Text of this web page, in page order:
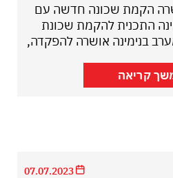
הקמת שכונה חדשה עם
התכנית להקמת שכונת
בנימינה אושרה להפקדה,
קריאה